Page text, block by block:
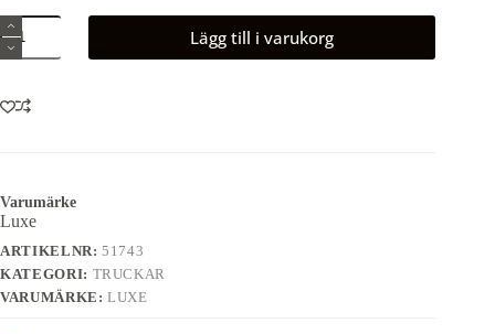
Luxe
Truck
180mm
Black
mängd
Lägg till i varukorg
Varumärke
Luxe
ARTIKELNR:51743
KATEGORI: TRUCKAR
VARUMÄRKE:LUXE